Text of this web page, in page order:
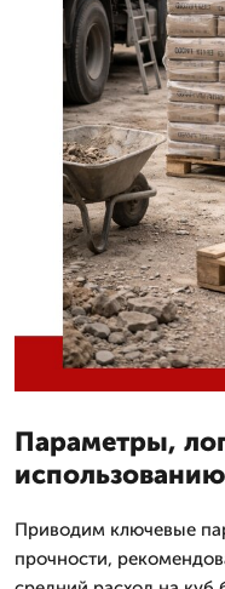
Параметры,
Приводим ключевые
прочности,